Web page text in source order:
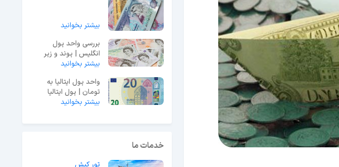
بیشتر بخوانید
بررسی واحد پول
انگلیس | پوند و زیر
واحد آن (پنی)
بیشتر بخوانید
واحد پول ایتالیا به
تومان | پول ایتالیا
بیشتر بخوانید
خدمات ما
تور کیش